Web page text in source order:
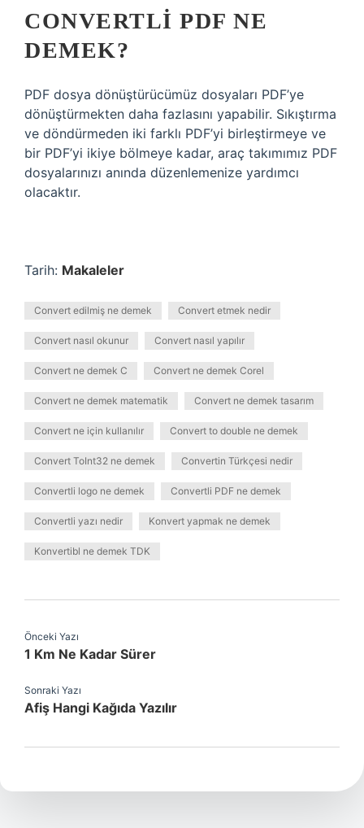
CONVERTLI PDF NE
DEMEK?
PDF dosya dönüştürücümüz dosyaları PDF’ye
dönüştürmekten daha fazlasını yapabilir. Sıkıştırma
ve döndürmeden iki farklı PDF’yi birleştirmeye ve
bir PDF’yi ikiye bölmeye kadar, araç takımımız PDF
dosyalarınızı anında düzenlemenize yardımcı
olacaktır.
Tarih: Makaleler
Convert edilmiş ne demek Convert etmek nedir
Convert nasıl okunur Convert nasıl yapılır
Convert ne demek C Convert ne demek Corel
Convert ne demek matematik Convert ne demek tasarım
Convert ne için kullanılır Convert to double ne demek
Convert ToInt32 ne demek Convertin Türkçesi nedir
Convertli logo ne demek Convertli PDF ne demek
Convertli yazı nedir Konvert yapmak ne demek
Konvertibl ne demek TDK
Önceki Yazı
1 Km Ne Kadar Sürer
Sonraki Yazı
Afiş Hangi Kağıda Yazılır